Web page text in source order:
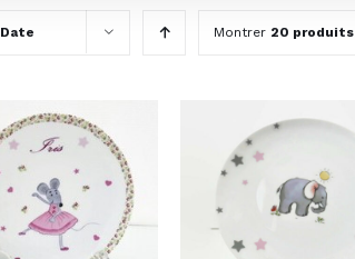
Date Montrer 20 produits